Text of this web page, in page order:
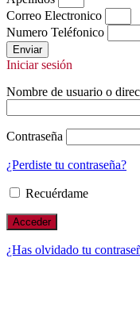
Correo Electronico
Numero Teléfonico
Enviar
Iniciar sesión
Nombre de usuario o
Contraseña
¿Perdiste tu contraseña?
Recuérdame
¿Has olvidado tu